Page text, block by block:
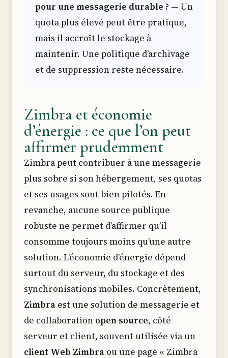
pour une messagerie durable ? — Un
quota plus élevé peut être pratique,
mais il accroît le stockage à
maintenir. Une politique d’archivage
et de suppression reste nécessaire.
Zimbra et économie
d’énergie : ce que l’on peut
affirmer prudemment
Zimbra peut contribuer à une messagerie
plus sobre si son hébergement, ses quotas
et ses usages sont bien pilotés. En
revanche, aucune source publique
robuste ne permet d’affirmer qu’il
consomme toujours moins qu’une autre
solution. L’économie d’énergie dépend
surtout du serveur, du stockage et des
synchronisations mobiles. Concrètement,
Zimbra est une solution de messagerie et
de collaboration open source, côté
serveur et client, souvent utilisée via un
client Web Zimbra ou une page « Zimbra